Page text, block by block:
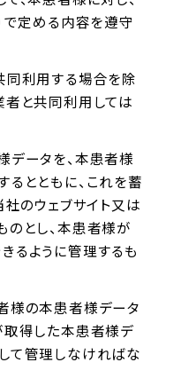
で定める内容を遵守
同利用する場合を除
者と共同利用しては
データを、本患者様
とともに、これを蓄
社のウェブサイト又は
とし、本患者様が
るように管理するも
様の本患者様データ
取得した本患者様デ
て管理しなければな